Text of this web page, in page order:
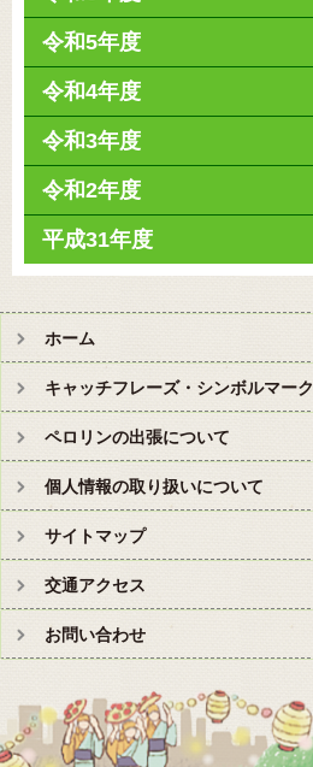
令和5年度
令和4年度
令和3年度
令和2年度
平成31年度
ホーム
キャッチフレーズ・シンボルマーク
ペロリンの出張について
個人情報の取り扱いについて
サイトマップ
交通アクセス
お問い合わせ